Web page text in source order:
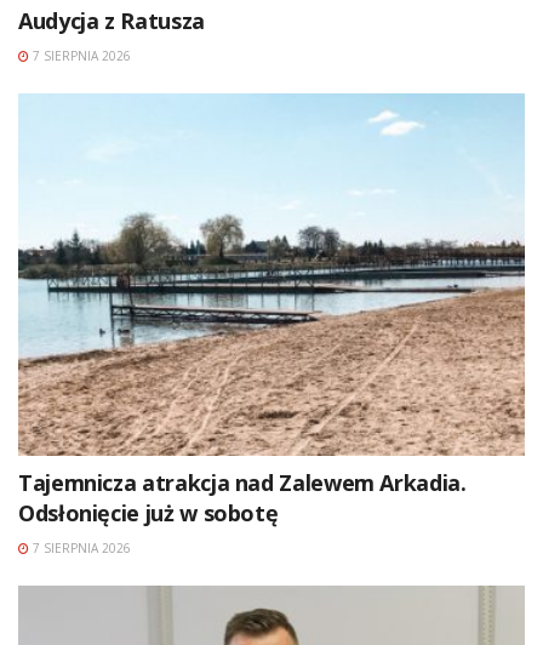
Audycja z Ratusza
7 SIERPNIA 2026
Tajemnicza atrakcja nad Zalewem Arkadia.
Odsłonięcie już w sobotę
7 SIERPNIA 2026